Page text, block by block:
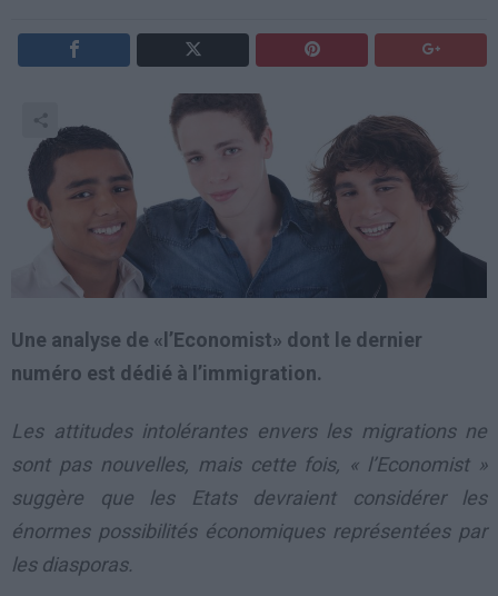
Une analyse de «l’Economist» dont le dernier
numéro est dédié à l’immigration.
Les attitudes intolérantes envers les migrations ne
sont pas nouvelles, mais cette fois, « l’Economist »
suggère que les Etats devraient considérer les
énormes possibilités économiques représentées par
les diasporas.